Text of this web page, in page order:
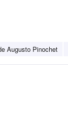
Augusto Pinochet